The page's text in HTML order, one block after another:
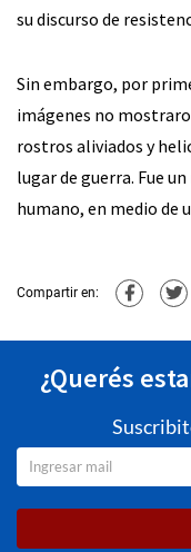
su discurso de
Sin embargo, por
imágenes no
rostros aliviados y
lugar de guerra. Fue
humano, en medio de
Compartir en:
¿Querés